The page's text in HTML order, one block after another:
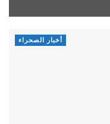
أخبار الصحراء